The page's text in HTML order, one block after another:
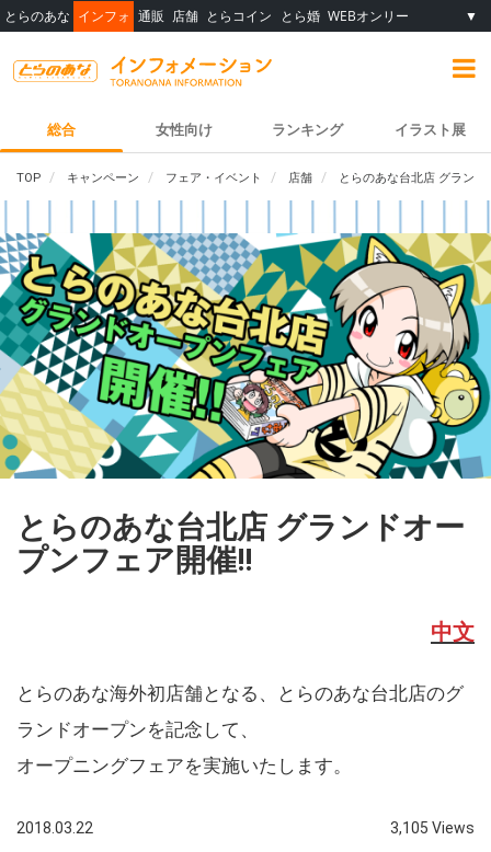
とらのあな インフォ 通販 店舗 とらコイン とら婚 WEBオンリー ▼
総合 女性向け ランキング イラスト展
TOP キャンペーン フェア・イベント 店舗 とらのあな台北店 グラン
とらのあな台北店 グランドオー
プンフェア開催!!
中文
とらのあな海外初店舗となる、とらのあな台北店のグ
ランドオープンを記念して、
オープニングフェアを実施いたします。
2018.03.22 3,105 Views